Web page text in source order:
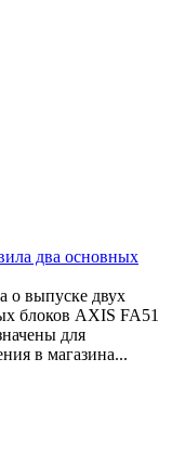
два основных
о выпуске двух
блоков AXIS FA51
для
в магазина...